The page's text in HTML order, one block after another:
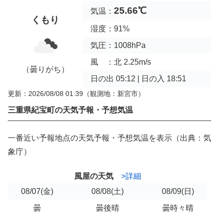
くもり
（曇りがち）
気温： 25.66℃
湿度：91%
気圧：1008hPa
風 ：北 2.25m/s
日の出 05:12 | 日の入 18:51
更新：2026/08/08 01:39 （観測地：新宮市）
三重県紀宝町の天気予報・予想気温
一番近い予報地点の天気予報・予想気温を表示（出典：気
象庁）
風屋の天気
>詳細
08/07(金) 08/08(土) 08/09(日)
曇
曇後晴 曇時々晴